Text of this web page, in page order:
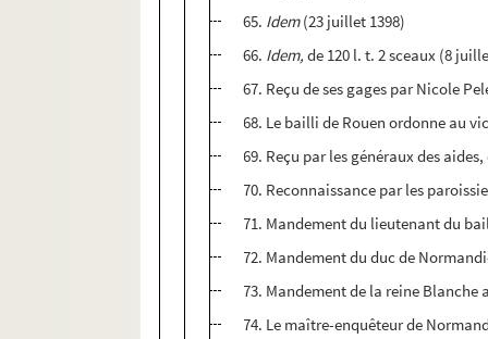
65. Idem(23 juillet 1398)
66. Idem, de 120 l. t. 2 sceaux (8
67. Reçu de ses gages par Nicole
68. Le bailli de Rouen ordonne au
69. Reçu par les généraux des
70. Reconnaissance par les
71. Mandement du lieutenant du
72. Mandement du duc de
73. Mandement de la reine
74. Le maître-enquêteur de